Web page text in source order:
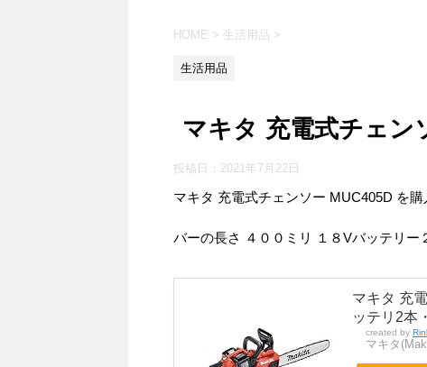
HOME > 生活用品 >
生活用品
マキタ 充電式チェン
投稿日： 2021年7月22日
マキタ 充電式チェンソー MUC405D を購
バーの長さ ４００ミリ １８Vバッテリー
マキタ 充
ッテリ2本
created by
マキタ